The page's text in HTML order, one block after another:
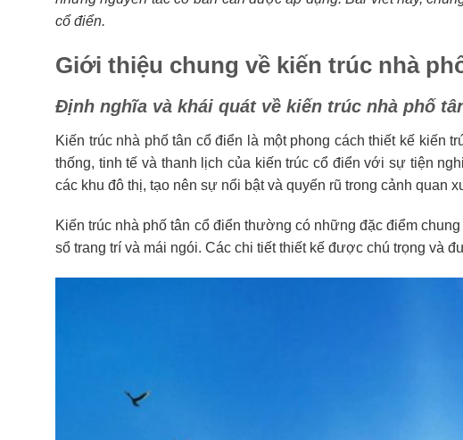
cổ điển.
Giới thiệu chung về kiến trúc nhà
Định nghĩa và khái quát về kiến trúc nhà phố
Kiến trúc nhà phố tân cổ điển là một phong cách thiết kế kiến
thống, tinh tế và thanh lịch của kiến trúc cổ điển với sự tiện
các khu đô thị, tạo nên sự nổi bật và quyến rũ trong cảnh quan
Kiến trúc nhà phố tân cổ điển thường có những đặc điểm
sổ trang trí và mái ngói. Các chi tiết thiết kế được chú trọng và